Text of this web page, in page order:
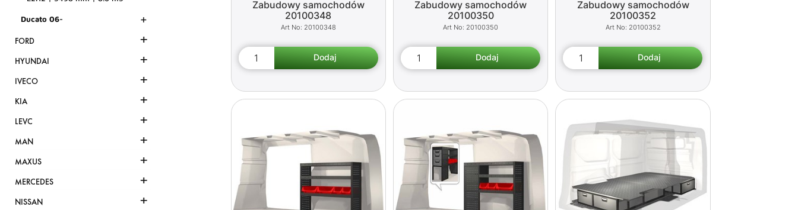
Ducato 06- +
FORD +
HYUNDAI +
IVECO +
KIA +
LEVC +
MAN +
MAXUS +
MERCEDES +
NISSAN +
Zabudowy samochodów
20100348
20100348
Zabudowy samochodów
20100350
20100350
Zabudowy samochodów
20100352
20100352